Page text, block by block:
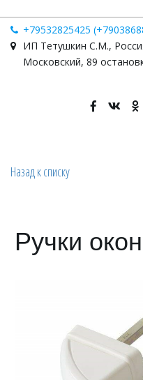
+79532825425
ИП Тетушкин С.М.,
Московский, 89
Назад к списку
Ручки